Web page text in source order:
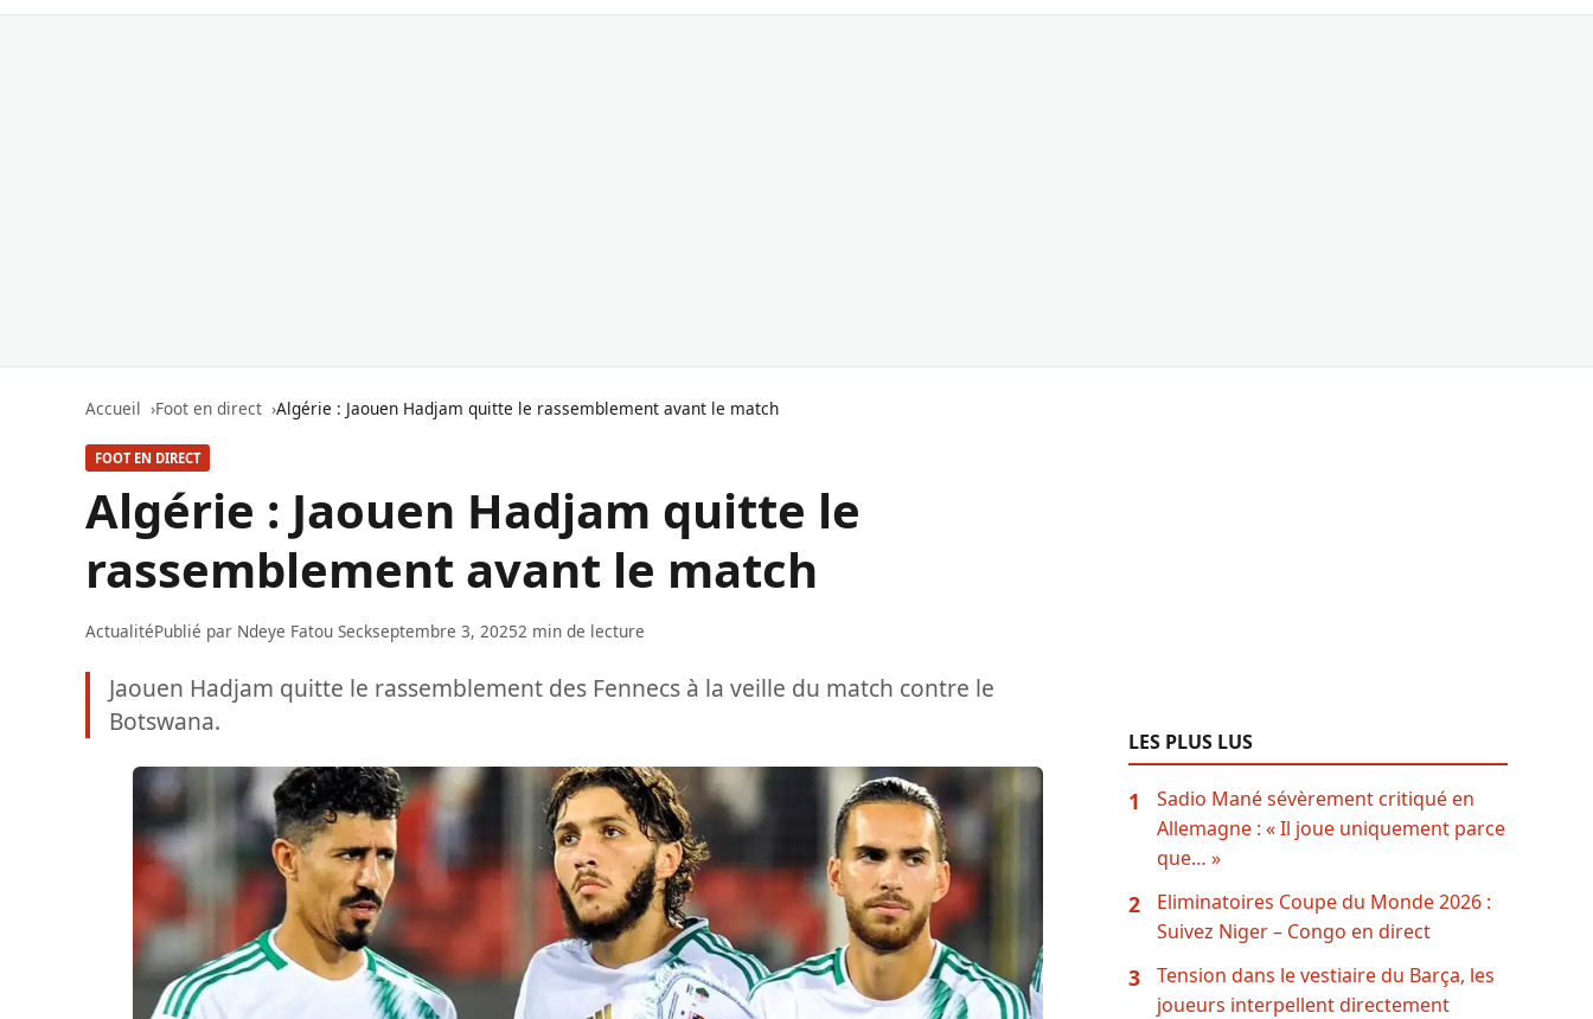
Accueil Foot en direct Algérie : Jaouen Hadjam quitte le rassemblement avant le match
FOOT EN DIRECT
Algérie : Jaouen Hadjam quitte le
rassemblement avant le match
ActualitéPublié par Ndeye Fatou Seckseptembre 3, 20252 min de lecture
Jaouen Hadjam quitte le rassemblement des Fennecs à la veille du match contre le
Botswana.
LES PLUS LUS
1
Sadio Mané sévèrement critiqué en
Allemagne : « Il joue uniquement parce
que… »
2
Eliminatoires Coupe du Monde 2026 :
Suivez Niger – Congo en direct
3
Tension dans le vestiaire du Barça, les
joueurs interpellent directement